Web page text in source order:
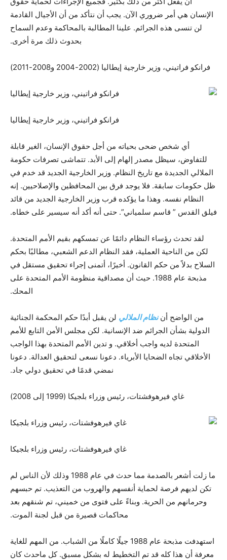
الإنسان هي أمر ضروري الآن. يجب أن نتأكد من أن الأجيال القادمة
لن تنسى هذه الجرائم. علينا المطالبة بالمحاكمة وعدم السماح
بحدوث ذلك مرة أخرى.
فرانكو فراتيني، وزير خارجية إيطاليا (2002-2004 و2008-2011)
فرانكو فراتيني، وزير خارجية إيطاليا
أي شخص ضحى بحياته من أجل حقوق الإنسان، الغير قابلة
للتفاوض، سيظل مصدر إلهام إلى الأبد. تتماشى تصرفات حكومة
الملالي الجديدة مع تاريخ النظام. وزير الخارجية الجديد قد خدم في
ظل حكومات سابقة. فلا يوجد فرق بين المحافظين والإصلاحيين. إنه
النظام نفسه. وهذا ما يؤكده قرب وزير الخارجية الجديد من قائد
فيلق القدس ” قاسم سلمياني”. حتى أنه أكد أنه سيسير على خطاه.
لقد تحدث رؤساء النظام دائمًا عن تمسكهم بقيم الأمم المتحدة.
لكن من الناحية العملية، فقد النظام الدعم الشعبي، مطالبًا بحكم
السلاح بدلاً من حكم القانون. أخيرًا، أتمنى إجراء تحقيق مستقل في
مذبحة عام 1988. حيث أن مصداقية منظومة الأمم المتحدة على
المحك.
من الواضح أننظام الملالي لن يقبل أبدًا حكم المحكمة الجنائية
الدولية بشأن الجرائم ضد الإنسانية. لكن مجلس الأمن التابع للأمم
المتحدة لديه واجب أخلاقي. و تدين الأمم المتحدة بهذا الواجب
الأخلاقي تجاه الضحايا الأبرياء. دعونا نسعى لتحقيق العدالة. دعونا
نمضي قدمًا في تحقيق دولي جاد.
غاي فيرهوفشتات، رئيس وزراء بلجيكا (1999 إلى 2008)
غاي فيرهوفشتات، رئيس وزراء بلجيكا
ما زلت أشعر بالصدمة مما حدث في عام 1988 وذلك لأن الناس لم
تكن لديهم فرصة لحماية أنفسهم والهروب من التعذيب. تم حبسهم
وحرمانهم من الحرية. وبناءً على فتوى من خميني، تم شنقهم بعد
محاكمات قصيرة من قبل لجنة الموت.
استهدفت مذبحة عام 1988 جيلًا كاملًا من الشباب. من المهم للغاية
معرفة أن هذا كله قد تم التخطيط له بشكل مسبق. كل ماحدث كان